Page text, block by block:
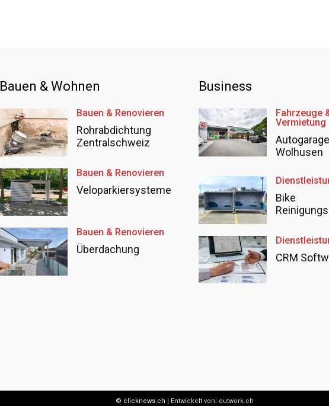
Bauen & Wohnen
Bauen & Renovieren
Rohrabdichtung
Zentralschweiz
Bauen & Renovieren
Veloparkiersysteme
Bauen & Renovieren
Überdachung
Business
Fahrzeuge
Vermietung
Autogarage
Wolhusen
Bike
CRM
© clicknews.ch | Entwickelt von: outwork.ch